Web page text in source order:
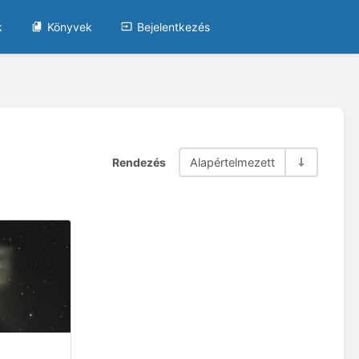
Könyvek Bejelentkezés
Rendezés Alapértelmezett